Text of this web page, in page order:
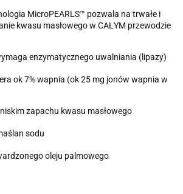
MicroPEARLS™ pozwala na trwałe i
kwasu masłowego w CAŁYM przewodzie
enzymatycznego uwalniania (lipazy)
ok 7% wapnia (ok 25 mg jonów wapnia w
zapachu kwasu masłowego
sodu
oleju palmowego